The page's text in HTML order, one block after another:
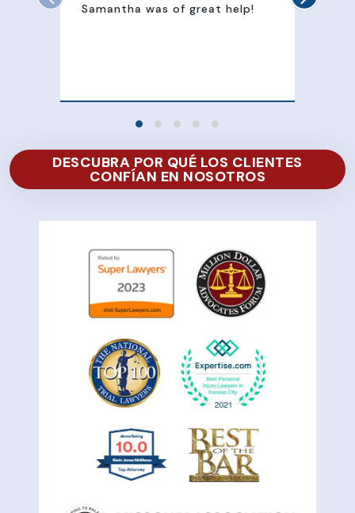
Samantha was of great help!
DESCUBRA POR QUÉ LOS CLIENTES
CONFÍAN EN NOSOTROS